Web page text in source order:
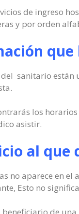
de ingreso
y por orden
sanitario están
los
asistir.
al
no aparece en
Esto no